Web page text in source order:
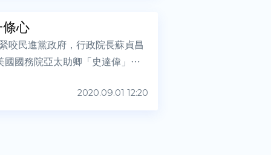
心
2020.09.01 12:20
咬民進黨政府，行政院長蘇貞昌
國務院亞太助卿「史達偉」視